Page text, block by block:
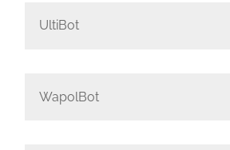
UltiBot
WapolBot